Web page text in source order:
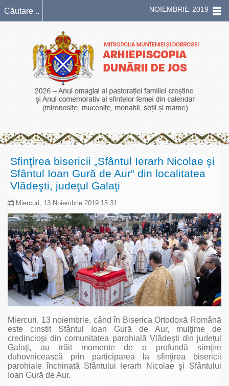
NOIEMBRIE 2019
Sfinţirea bisericii „Sfântul Ierarh Nicolae şi
Sfântul Ioan Gură de Aur“ din localitatea
Vlădeşti, judeţul Galaţi
Miercuri, 13 Noiembrie 2019 15:31
Miercuri, 13 noiembrie, când în Biserica Ortodoxă Română
este cinstit Sfântul Ioan Gură de Aur, mulţime de
credincioşi din comunitatea parohială Vlădeşti din judeţul
Galaţi, au trăit momente de o profundă simţire
duhovnicească prin participarea la sfinţirea bisericii
parohiale închinată Sfântului Ierarh Nicolae şi Sfântului
Ioan Gură de Aur.